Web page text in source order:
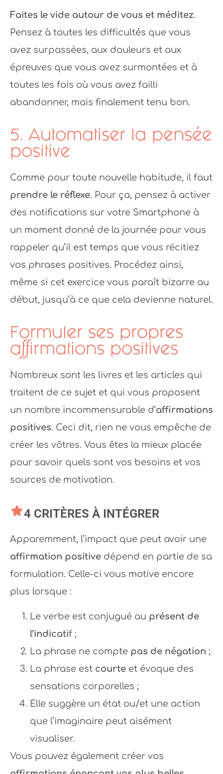
Faites le vide autour de vous et méditez.
Pensez à toutes les difficultés que vous
avez surpassées, aux douleurs et aux
épreuves que vous avez surmontées et à
toutes les fois où vous avez failli
abandonner, mais finalement tenu bon.
5. Automatiser la pensée
positive
Comme pour toute nouvelle habitude, il faut
prendre le réflexe. Pour ça, pensez à activer
des notifications sur votre Smartphone à
un moment donné de la journée pour vous
rappeler qu’il est temps que vous récitiez
vos phrases positives. Procédez ainsi,
même si cet exercice vous paraît bizarre au
début, jusqu’à ce que cela devienne naturel.
Formuler ses propres
affirmations positives
Nombreux sont les livres et les articles qui
traitent de ce sujet et qui vous proposent
un nombre incommensurable d’affirmations
positives. Ceci dit, rien ne vous empêche de
créer les vôtres. Vous êtes la mieux placée
pour savoir quels sont vos besoins et vos
sources de motivation.
4 CRITÈRES À INTÉGRER
Apparemment, l’impact que peut avoir une
affirmation positive dépend en partie de sa
formulation. Celle-ci vous motive encore
plus lorsque :
Le verbe est conjugué au présent de
l’indicatif ;
La phrase ne compte pas de négation ;
La phrase est courte et évoque des
sensations corporelles ;
Elle suggère un état ou/et une action
que l’imaginaire peut aisément
visualiser.
Vous pouvez également créer vos